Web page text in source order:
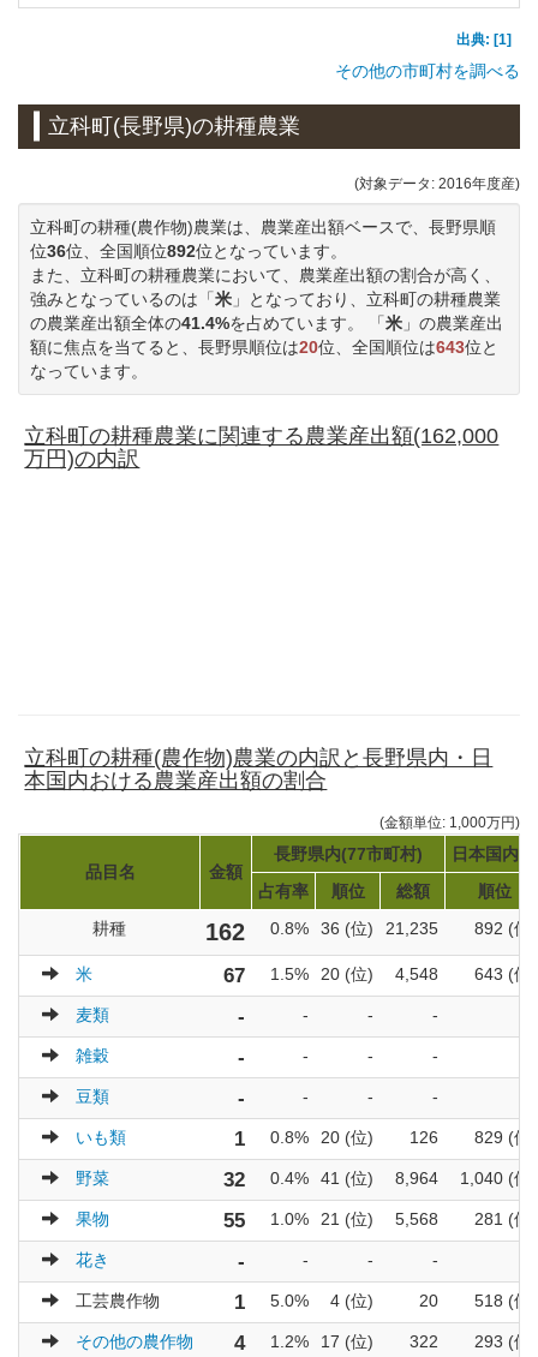
出典: [1]
その他の市町村を調べる
立科町(長野県)の耕種農業
(対象データ: 2016年度産)
立科町の耕種(農作物)農業は、農業産出額ベースで、長野県順
位36位、全国順位892位となっています。
また、立科町の耕種農業において、農業産出額の割合が高く、
強みとなっているのは「米 」となっており、立科町の耕種農業
の農業産出額全体の41.4%を占めています。 「米 」の農業産出
額に焦点を当てると、長野県順位は20位、全国順位は643位と
なっています。
立科町の耕種農業に関連する農業産出額(162,000
万円)の内訳
立科町の耕種(農作物)農業の内訳と長野県内・日
本国内おける農業産出額の割合
(金額単位: 1,000万円)
品目名 金額
長野県内(77市町村)
日本国内
占有率
順位 総額
順位
耕種
162 0.8% 36 (位) 21,235 892 (位)
米 67 1.5% 20 (位) 4,548 643 (位)
麦類 - - - -
雑穀 - - - -
豆類 - - - -
いも類 1 0.8% 20 (位) 126 829 (位)
野菜 32 0.4% 41 (位) 8,964 1,040 (位)
果物 55 1.0% 21 (位) 5,568 281 (位)
花き - - - -
工芸農作物 1 5.0% 4 (位) 20 518 (位)
その他の農作物 4 1.2% 17 (位) 322 293 (位)